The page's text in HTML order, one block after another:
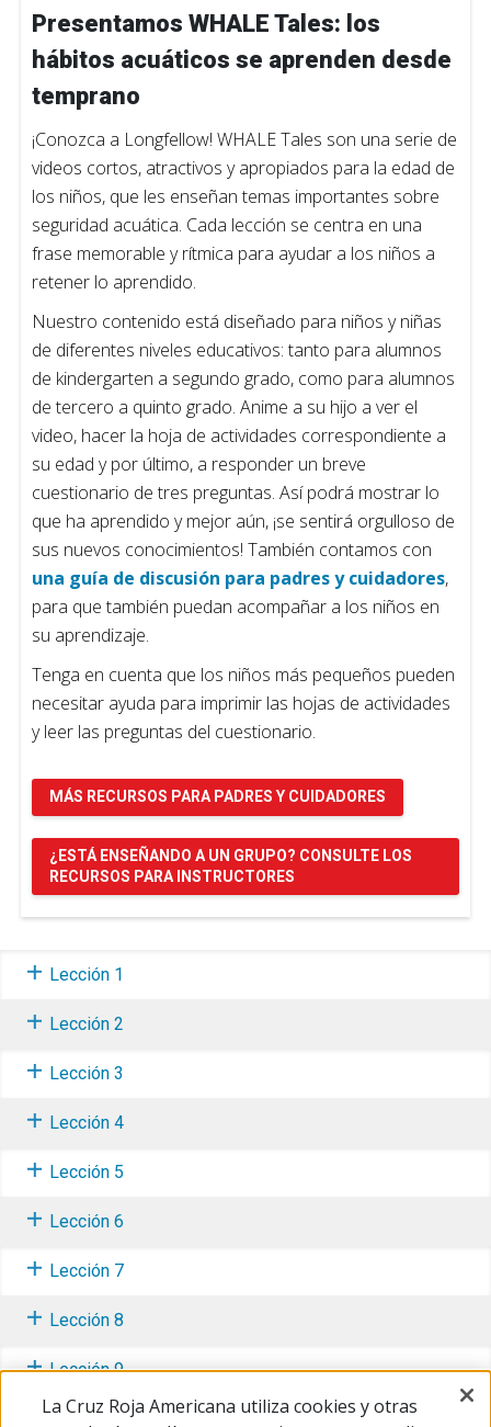
Presentamos WHALE Tales: los
hábitos acuáticos se aprenden desde
temprano
¡Conozca a Longfellow! WHALE Tales son una serie de
videos cortos, atractivos y apropiados para la edad de
los niños, que les enseñan temas importantes sobre
seguridad acuática. Cada lección se centra en una
frase memorable y rítmica para ayudar a los niños a
retener lo aprendido.
Nuestro contenido está diseñado para niños y niñas
de diferentes niveles educativos: tanto para alumnos
de kindergarten a segundo grado, como para alumnos
de tercero a quinto grado. Anime a su hijo a ver el
video, hacer la hoja de actividades correspondiente a
su edad y por último, a responder un breve
cuestionario de tres preguntas. Así podrá mostrar lo
que ha aprendido y mejor aún, ¡se sentirá orgulloso de
sus nuevos conocimientos! También contamos con
una guía de discusión para padres y cuidadores,
para que también puedan acompañar a los niños en
su aprendizaje.
Tenga en cuenta que los niños más pequeños pueden
necesitar ayuda para imprimir las hojas de actividades
y leer las preguntas del cuestionario.
MÁS RECURSOS PARA PADRES Y CUIDADORES
¿ESTÁ ENSEÑANDO A UN GRUPO? CONSULTE LOS
RECURSOS PARA INSTRUCTORES
Lección 1
Lección 2
Lección 3
Lección 4
Lección 5
Lección 6
Lección 7
Lección 8
Lección 9
Recursos para padres y cuidadores
La Cruz Roja Americana utiliza cookies y otras